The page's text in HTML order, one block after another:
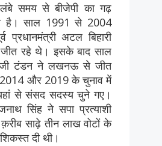
समय से बीजेपी का गढ़
है। साल 1991 से 2004
प्रधानमंत्री अटल बिहारी
जीत रहे थे। इसके बाद साल
टंडन ने लखनऊ से जीत
2014 और 2019 के चुनाव में
से संसद सदस्य चुने गए।
सिंह ने सपा प्रत्याशी
साढ़े तीन लाख वोटों के
दी थी।